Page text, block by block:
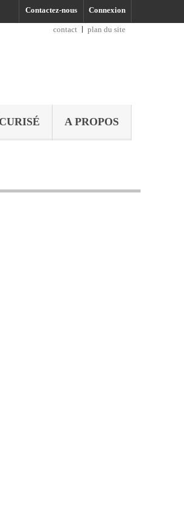
Connexion
Contactez-nous
contact
plan du site
A PROPOS